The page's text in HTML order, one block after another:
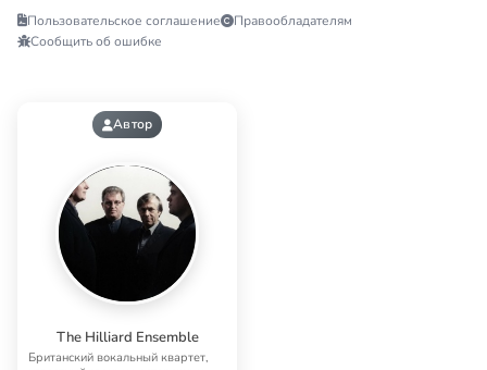
Пользовательское соглашение
Правообладателям
Сообщить об ошибке
Автор
The Hilliard Ensemble
Британский вокальный квартет,